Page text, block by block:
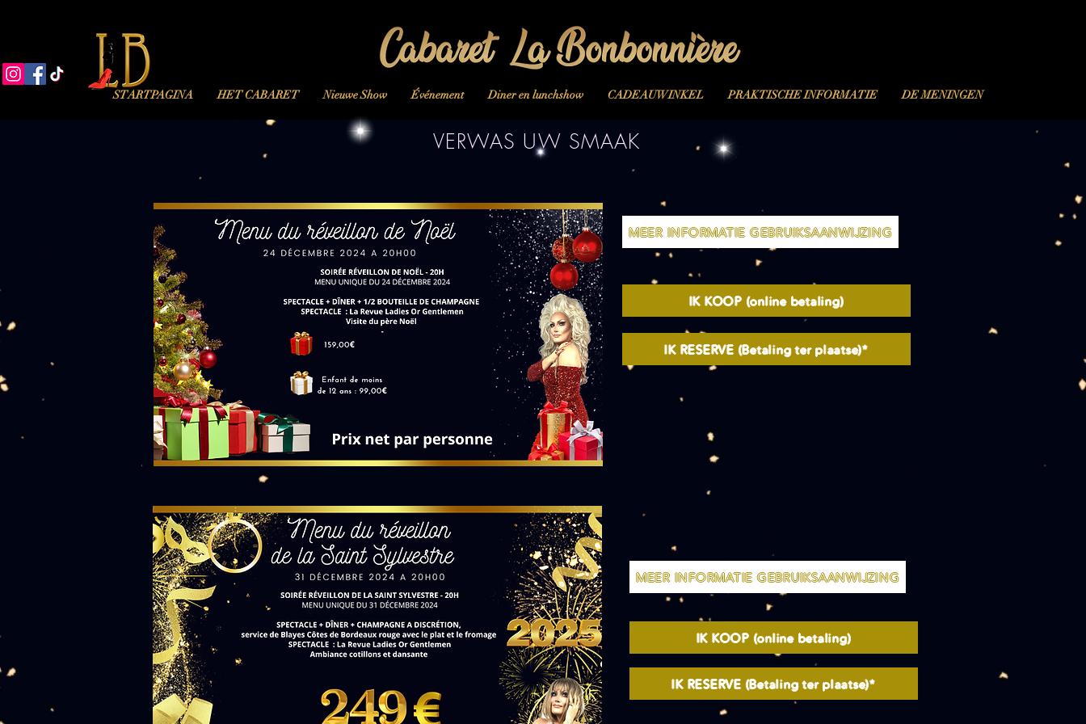
STARTPAGINA HET CABARET Nieuwe Show Événement Diner en lunchshow CADEAUWINKEL PRAKTISCHE INFORMATIE DE MENINGEN
VERWAS UW SMAAK
MEER INFORMATIE GEBRUIKSAANWIJZING
IK KOOP (online betaling)
IK RESERVE (Betaling ter plaatse)*
MEER INFORMATIE GEBRUIKSAANWIJZING
IK KOOP (online betaling)
IK RESERVE (Betaling ter plaatse)*